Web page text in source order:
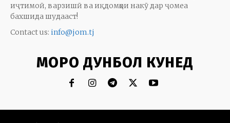
иҷтимоӣ, варзишӣ ва иқдомҳои накӯ дар ҷомеа
бахшида шудааст!
Contact us: info@jom.tj
МОРО ДУНБОЛ КУНЕД